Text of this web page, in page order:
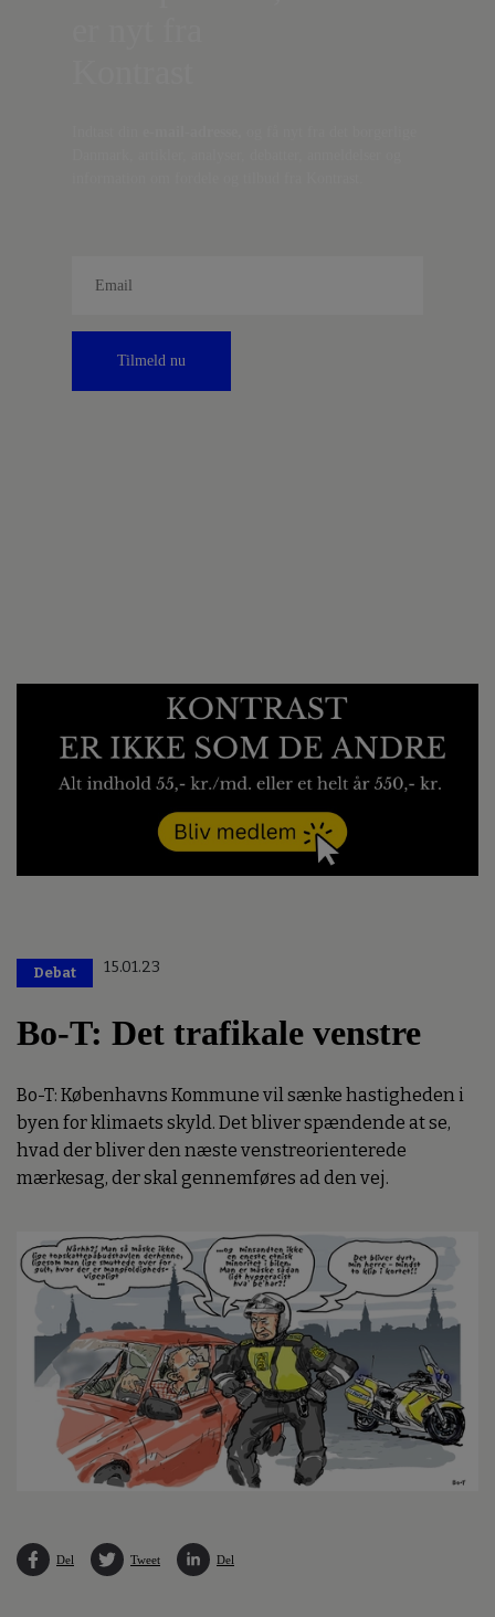
Tilmeld nu
Debat 15.01.23
Bo-T: Det trafikale venstre
Bo-T: Københavns Kommune vil sænke hastigheden i
byen for klimaets skyld. Det bliver spændende at se,
hvad der bliver den næste venstreorienterede
mærkesag, der skal gennemføres ad den vej.
Del Tweet Del